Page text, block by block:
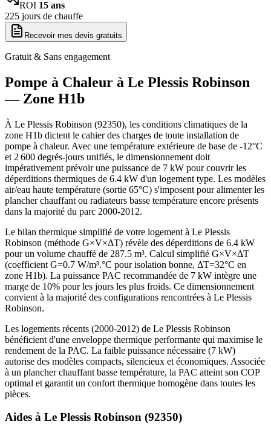
ROI 15 ans
225 jours de chauffe
Recevoir mes devis gratuits
Gratuit & Sans engagement
Pompe à Chaleur à Le Plessis Robinson
— Zone H1b
À Le Plessis Robinson (92350), les conditions climatiques de la
zone H1b dictent le cahier des charges de toute installation de
pompe à chaleur. Avec une température extérieure de base de -12°C
et 2 600 degrés-jours unifiés, le dimensionnement doit
impérativement prévoir une puissance de 7 kW pour couvrir les
déperditions thermiques de 6.4 kW d'un logement type. Les modèles
air/eau haute température (sortie 65°C) s'imposent pour alimenter les
plancher chauffant ou radiateurs basse température encore présents
dans la majorité du parc 2000-2012.
Le bilan thermique simplifié de votre logement à Le Plessis
Robinson (méthode G×V×ΔT) révèle des déperditions de 6.4 kW
pour un volume chauffé de 287.5 m³. Calcul simplifié G×V×ΔT
(coefficient G=0.7 W/m³.°C pour isolation bonne, ΔT=32°C en
zone H1b). La puissance PAC recommandée de 7 kW intègre une
marge de 10% pour les jours les plus froids. Ce dimensionnement
convient à la majorité des configurations rencontrées à Le Plessis
Robinson.
Les logements récents (2000-2012) de Le Plessis Robinson
bénéficient d'une enveloppe thermique performante qui maximise le
rendement de la PAC. La faible puissance nécessaire (7 kW)
autorise des modèles compacts, silencieux et économiques. Associée
à un plancher chauffant basse température, la PAC atteint son COP
optimal et garantit un confort thermique homogène dans toutes les
pièces.
Aides à Le Plessis Robinson (92350)